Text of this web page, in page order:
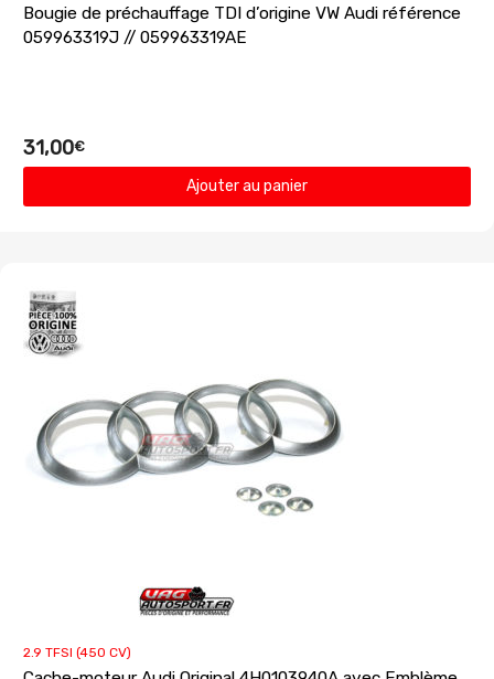
Bougie de préchauffage TDI d’origine VW Audi référence
059963319J // 059963319AE
31,00€
Ajouter au panier
2.9 TFSI (450 CV)